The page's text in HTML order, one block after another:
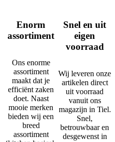
Enorm
assortiment
Ons enorme
assortiment
maakt dat je
efficiënt zaken
doet. Naast
mooie merken
bieden wij een
breed
assortiment
Snel en uit
eigen
voorraad
Wij leveren onze
artikelen direct
uit voorraad
vanuit ons
magazijn in Tiel.
Snel,
betrouwbaar en
desgewenst in